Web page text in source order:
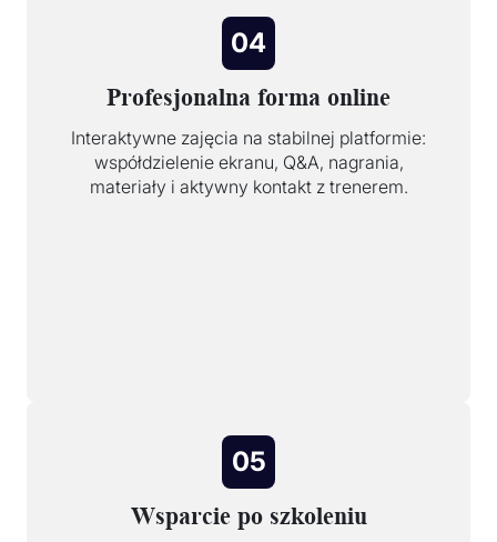
04
Profesjonalna forma online
Interaktywne zajęcia na stabilnej platformie:
współdzielenie ekranu, Q&A, nagrania,
materiały i aktywny kontakt z trenerem.
05
Wsparcie po szkoleniu